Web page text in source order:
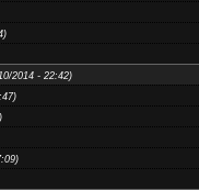
2014 - 22:42)